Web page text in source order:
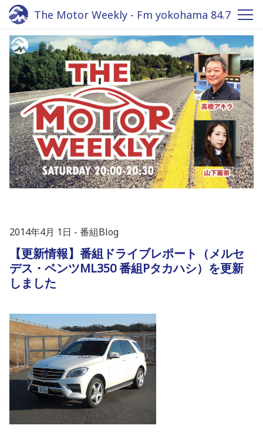
The Motor Weekly - Fm yokohama 84.7
2014年4月 1日 番組Blog
【更新情報】番組ドライブレポート（メルセ
デス・ベンツML350 番組Pタカハシ）を更新
しました